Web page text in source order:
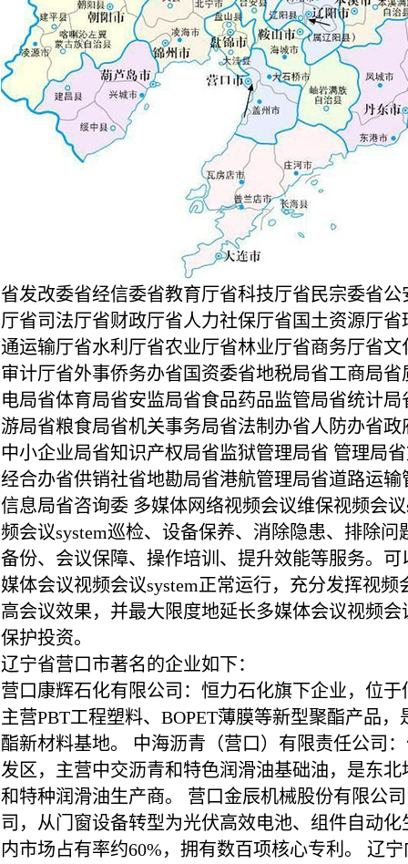
省发改委省经信委省教育厅省科技厅省民宗委省
厅省司法厅省财政厅省人力社保厅省国土资源厅
通运输厅省水利厅省农业厅省林业厅省商务厅省
审计厅省外事侨务办省国资委省地税局省工商局
电局省体育局省安监局省食品药品监管局省统计
游局省粮食局省机关事务局省法制办省人防办省
中小企业局省知识产权局省监狱管理局省 管理局
经合办省供销社省地勘局省港航管理局省道路运
信息局省咨询委 多媒体网络视频会议维保视频会
频会议system巡检、设备保养、消除隐患、排除问
备份、会议保障、操作培训、提升效能等服务。
媒体会议视频会议system正常运行，充分发挥视频
高会议效果，并最大限度地延长多媒体会议视频会
保护投资。
辽宁省营口市著名的企业如下：
营口康辉石化有限公司：恒力石化旗下企业，位
主营PBT工程塑料、BOPET薄膜等新型聚酯产品
酯新材料基地。 中海沥青（营口）有限责任公司
发区，主营中交沥青和特色润滑油基础油，是东
和特种润滑油生产商。 营口金辰机械股份有限公
司，从门窗设备转型为光伏高效电池、组件自动
内市场占有率约60%，拥有数百项核心专利。 辽